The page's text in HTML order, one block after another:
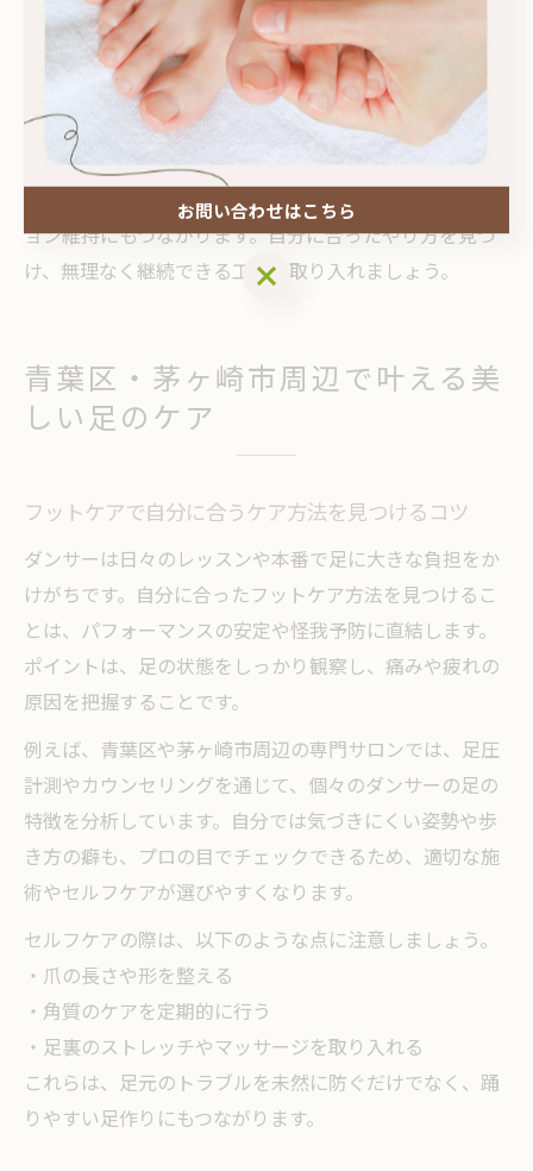
ジをセットにする、週に一度はお風呂上がりに角質ケア
と保湿を行うなど、ルーティン化することで自然と続け
やすくなります。スマートフォンのリマインダー機能を
活用するのも効果的です。
また、神奈川県横浜市青葉区や茅ヶ崎市のフットケアサ
ロンで定期的にプロの施術を受けることで、モチベーシ
ョン維持にもつながります。自分に合ったやり方を見つ
け、無理なく継続できる工夫を取り入れましょう。
青葉区・茅ヶ崎市周辺で叶える美
しい足のケア
フットケアで自分に合うケア方法を見つけるコツ
ダンサーは日々のレッスンや本番で足に大きな負担をか
けがちです。自分に合ったフットケア方法を見つけるこ
とは、パフォーマンスの安定や怪我予防に直結します。
ポイントは、足の状態をしっかり観察し、痛みや疲れの
原因を把握することです。
例えば、青葉区や茅ヶ崎市周辺の専門サロンでは、足圧
計測やカウンセリングを通じて、個々のダンサーの足の
特徴を分析しています。自分では気づきにくい姿勢や歩
き方の癖も、プロの目でチェックできるため、適切な施
術やセルフケアが選びやすくなります。
セルフケアの際は、以下のような点に注意しましょう。
・爪の長さや形を整える
・角質のケアを定期的に行う
・足裏のストレッチやマッサージを取り入れる
これらは、足元のトラブルを未然に防ぐだけでなく、踊
りやすい足作りにもつながります。
お問い合わせはこちら
お問い合わせはこちら